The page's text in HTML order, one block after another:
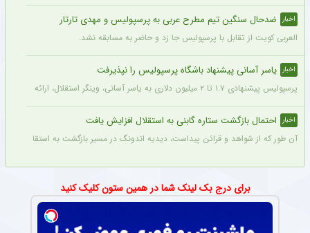
اخبار ضدحال سنگین تیم مطرح عربی به پرسپولیس و مهدی تارتار
العربی کویت از تقابل با پرسپولیس جا زد و حاضر به مسابقه نشد.
اخبار یاسر آسانی پیشنهاد باشگاه پرسپولیس را نپذیرفت
پرسپولیس پیشنهادی ۱.۷ تا ۲ میلیون دلاری به یاسر آسانی، وینگر استقلال، ارائه کرد، اما او نپذیرفت. آسانی تأکید کرد در فوتبال ایران فقط برای استقلال بازی خواهد کرد.
اخبار احتمال بازگشت ستاره گابنی به استقلال افزایش یافت
آن طور که از شواهد و قرائن پیداست، دیدیه اندونگ در مسیر بازگشت به استقلال قرار
برای درج بک لینک شما در همین ستون کلیک کنید